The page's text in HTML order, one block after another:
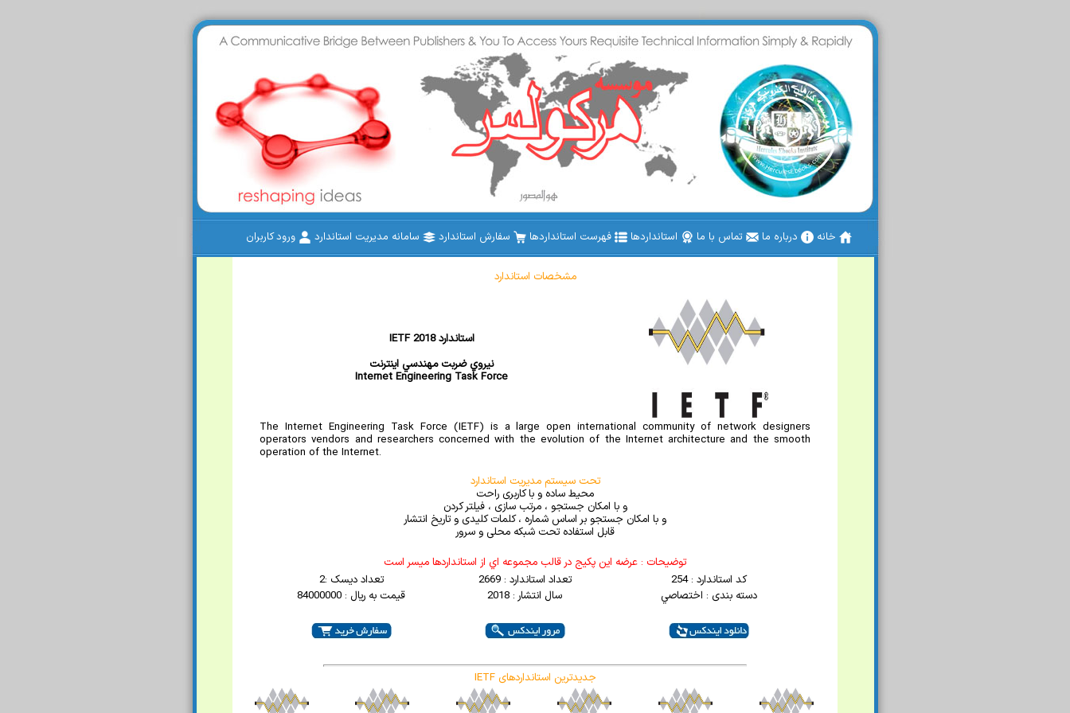
خانه درباره ما تماس با ما استانداردها فهرست استانداردها سفارش استاندارد سامانه مدیریت استاندارد ورود کاربران
مشخصات استاندارد
IETF 2018 استاندارد
نيروي ضربت مهندسي اينترنت
Internet Engineering Task Force
The Internet Engineering Task Force (IETF) is a large open international community of network designers
operators vendors and researchers concerned with the evolution of the Internet architecture and the smooth
operation of the Internet.
تحت سیستم مدیریت استاندارد
محیط ساده و با کاربری راحت
و با امکان جستجو ، مرتب سازی ، فیلتر کردن
و با امکان جستجو بر اساس شماره ، کلمات کلیدی و تاریخ انتشار
قابل استفاده تحت شبکه محلی و سرور
توضيحات : عرضه اين پکيج در قالب مجموعه اي از استانداردها ميسر است
تعداد دیسک :2
تعداد استاندارد : 2669
کد استاندارد : 254
قیمت به ریال : 84000000
سال انتشار : 2018 دسته بندی : اختصاصي
IETF جدیدترین استانداردهای